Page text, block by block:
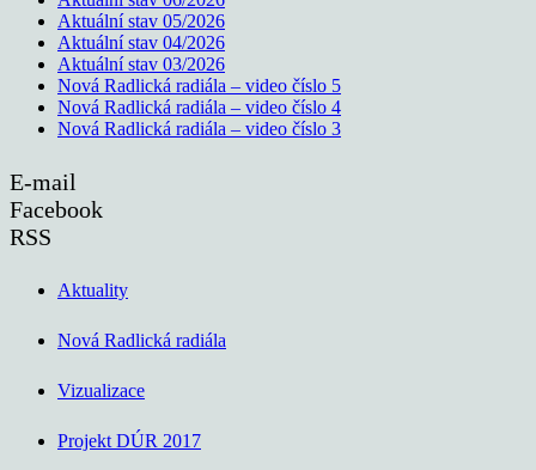
Aktuální stav 05/2026
Aktuální stav 04/2026
Aktuální stav 03/2026
Nová Radlická radiála – video číslo 5
Nová Radlická radiála – video číslo 4
Nová Radlická radiála – video číslo 3
E-mail
Facebook
RSS
Aktuality
Nová Radlická radiála
Vizualizace
Projekt DÚR 2017